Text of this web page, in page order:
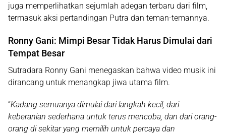
juga memperlihatkan sejumlah adegan terbaru dari film,
termasuk aksi pertandingan Putra dan teman-temannya.
Ronny Gani: Mimpi Besar Tidak Harus Dimulai dari
Tempat Besar
Sutradara Ronny Gani menegaskan bahwa video musik ini
dirancang untuk menangkap jiwa utama film.
“Kadang semuanya dimulai dari langkah kecil, dari
keberanian sederhana untuk terus mencoba, dan dari orang-
orang di sekitar yang memilih untuk percaya dan